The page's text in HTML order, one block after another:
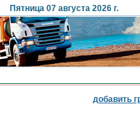
Пятница07 августа 2026 г.
добавить